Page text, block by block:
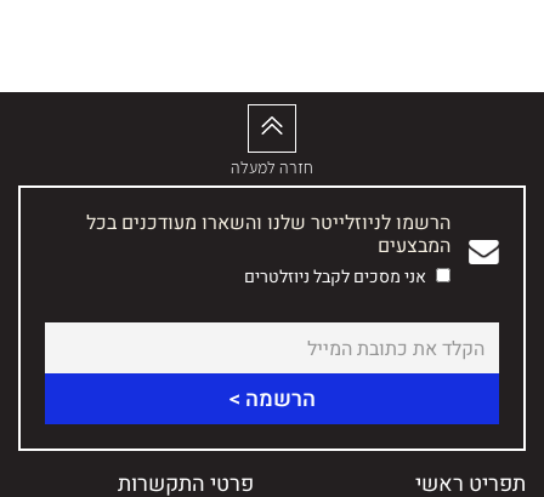
חזרה למעלה
הרשמו לניוזלייטר שלנו והשארו מעודכנים בכל
המבצעים
אני מסכים לקבל ניוזלטרים
תפריט ראשי פרטי התקשרות